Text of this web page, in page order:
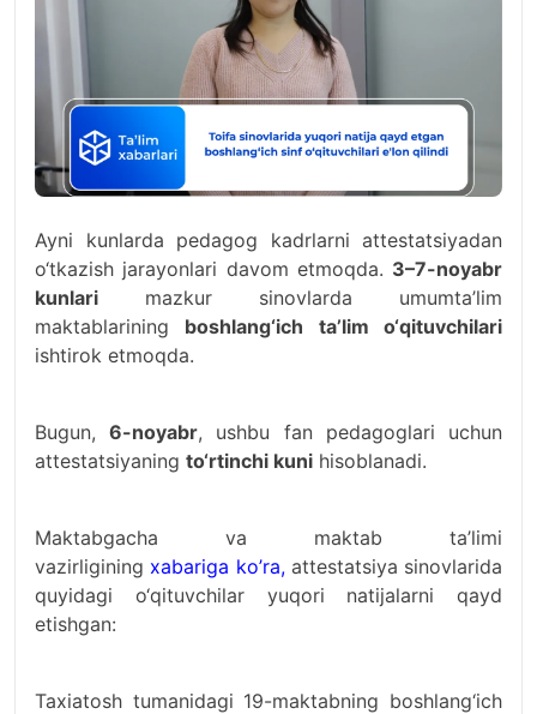
Ayni kunlarda pedagog kadrlarni attestatsiyadan
o‘tkazish jarayonlari davom etmoqda. 3–7-noyabr
kunlari mazkur sinovlarda umumta’lim
maktablarining boshlang‘ich ta’lim o‘qituvchilari
ishtirok etmoqda.
Bugun,6-noyabr, ushbu fan pedagoglari uchun
attestatsiyaning to‘rtinchi kuni hisoblanadi.
Maktabgacha va maktab ta’limi
vazirligining xabariga ko’ra, attestatsiya sinovlarida
quyidagi o‘qituvchilar yuqori natijalarni qayd
etishgan:
Taxiatosh tumanidagi 19-maktabning boshlang‘ich